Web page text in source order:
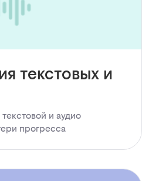
текстовых и
и аудио
прогресса